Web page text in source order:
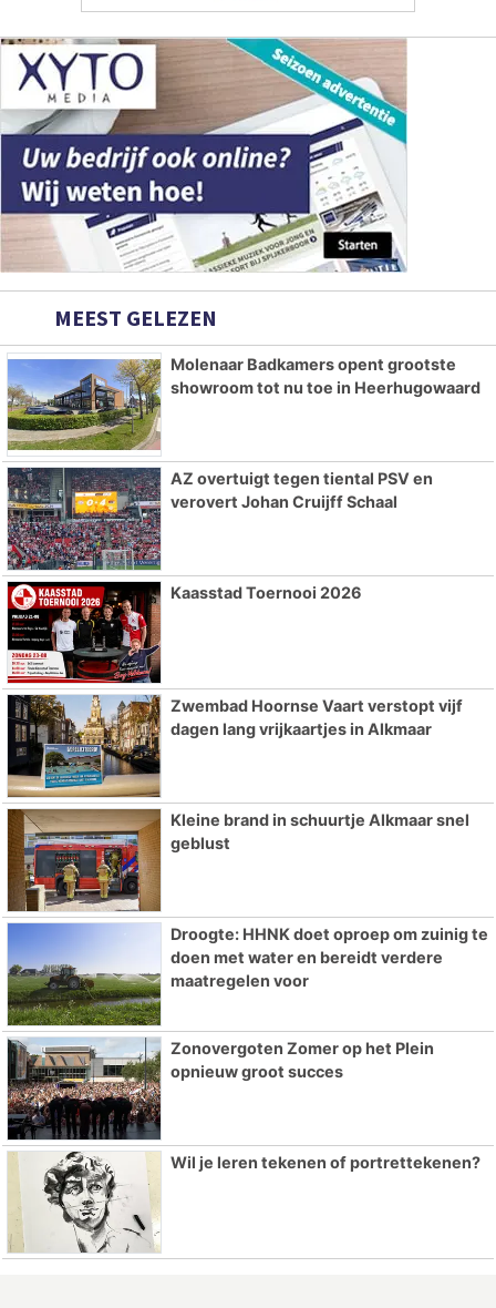
MEEST GELEZEN
Molenaar Badkamers opent grootste
showroom tot nu toe in Heerhugowaard
AZ overtuigt tegen tiental PSV en
verovert Johan Cruijff Schaal
Kaasstad Toernooi 2026
Zwembad Hoornse Vaart verstopt vijf
dagen lang vrijkaartjes in Alkmaar
Kleine brand in schuurtje Alkmaar snel
geblust
Droogte: HHNK doet oproep om zuinig te
doen met water en bereidt verdere
maatregelen voor
Zonovergoten Zomer op het Plein
opnieuw groot succes
Wil je leren tekenen of portrettekenen?